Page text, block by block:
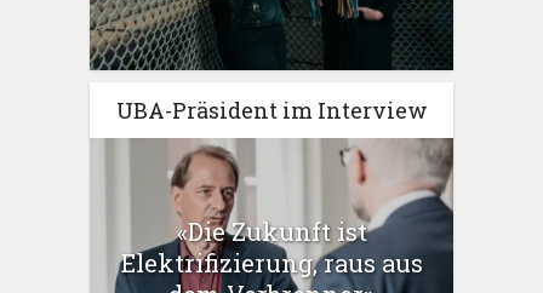
UBA-Präsident im Interview
«Die Zukunft ist
Elektrifizierung, raus aus